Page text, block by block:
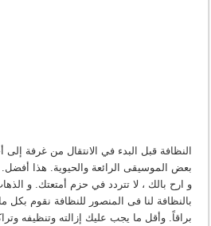
النظافة قبل البدء في الانتقال من غرفة
بعض الموسيقى الرائعة والحيوية. هذا أفضل.
و ارح بالك ، لا تتردد في حزم أمتعتك. و
بالنظافة لنا فى المنصور للنظافة نقوم بكل
براقاً. وأقل ما يجب عليك إزالته وتنظيفه